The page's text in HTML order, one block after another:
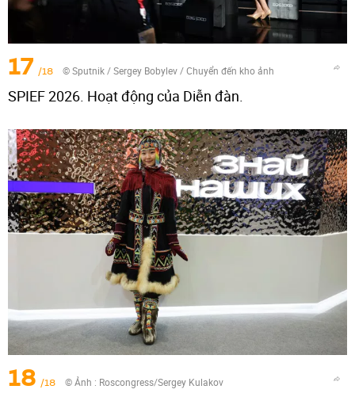
17 /18 © Sputnik / Sergey Bobylev/Chuyển đến kho ảnh
SPIEF 2026. Hoạt động của Diễn đàn.
18 /18 © Ảnh : Roscongress/Sergey Kulakov